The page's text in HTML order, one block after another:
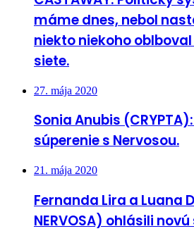
máme dnes, nebol
niekto niekoho
siete.
27. mája 2020
Sonia Anubis
súperenie s Nervosou.
21. mája 2020
Fernanda Lira a Luana
NERVOSA) ohlásili novú